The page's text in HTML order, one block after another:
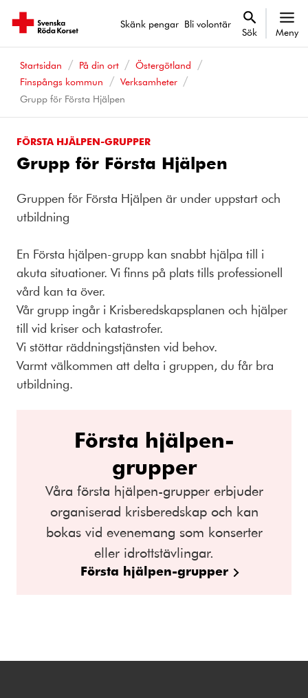
Skänk pengar Bli volontär
Sök Meny
Startsidan På din ort
Östergötland
Finspångs kommun
Verksamheter
Grupp för Första Hjälpen
FÖRSTA HJÄLPEN-GRUPPER
Grupp för Första Hjälpen
Gruppen för Första Hjälpen är under uppstart och
utbildning
En Första hjälpen-grupp kan snabbt hjälpa till i
akuta situationer. Vi finns på plats tills professionell
vård kan ta över.
Vår grupp ingår i Krisberedskapsplanen och hjälper
till vid kriser och katastrofer.
Vi stöttar räddningstjänsten vid behov.
Varmt välkommen att delta i gruppen, du får bra
utbildning.
Första hjälpen-
grupper
Våra första hjälpen-grupper erbjuder
organiserad krisberedskap och kan
bokas vid evenemang som konserter
eller idrottstävlingar.
Första hjälpen-grupper